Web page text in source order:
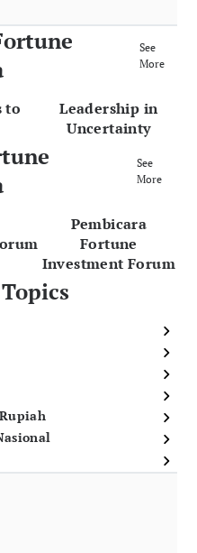
See
More
to
Leadership in
Uncertainty
See
More
Pembicara
Fortune
Investment Forum